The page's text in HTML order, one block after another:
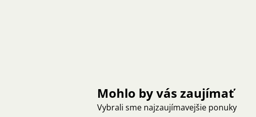
Mohlo by vás zaujímať
Vybrali sme najzaujímavejšie ponuky